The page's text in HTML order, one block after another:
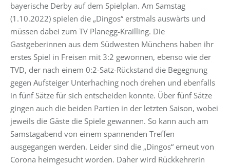
bayerische Derby auf dem Spielplan. Am Samstag
(1.10.2022) spielen die „Dingos“ erstmals auswärts und
müssen dabei zum TV Planegg-Krailling. Die
Gastgeberinnen aus dem Südwesten Münchens haben ihr
erstes Spiel in Freisen mit 3:2 gewonnen, ebenso wie der
TVD, der nach einem 0:2-Satz-Rückstand die Begegnung
gegen Aufsteiger Unterhaching noch drehen und ebenfalls
in fünf Sätze für sich entscheiden konnte. Über fünf Sätze
gingen auch die beiden Partien in der letzten Saison, wobei
jeweils die Gäste die Spiele gewannen. So kann auch am
Samstagabend von einem spannenden Treffen
ausgegangen werden. Leider sind die „Dingos“ erneut von
Corona heimgesucht worden. Daher wird Rückkehrerin